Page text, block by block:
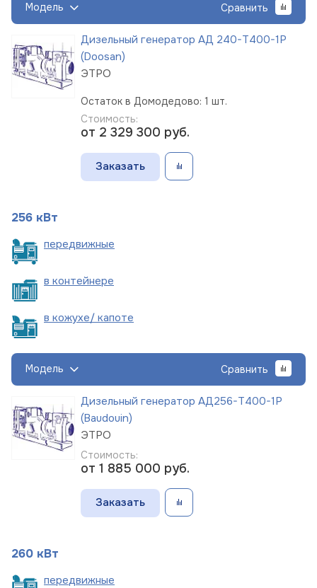
Модель Сравнить
Дизельный генератор АД 240-Т400-1Р
(Doosan)
ЭТРО
Остаток в Домодедово: 1 шт.
Стоимость:
от 2 329 300 руб.
Заказать
256 кВт
передвижные
в контейнере
в кожухе/ капоте
Модель Сравнить
Дизельный генератор АД256-Т400-1Р
(Baudouin)
ЭТРО
Стоимость:
от 1 885 000 руб.
Заказать
260 кВт
передвижные